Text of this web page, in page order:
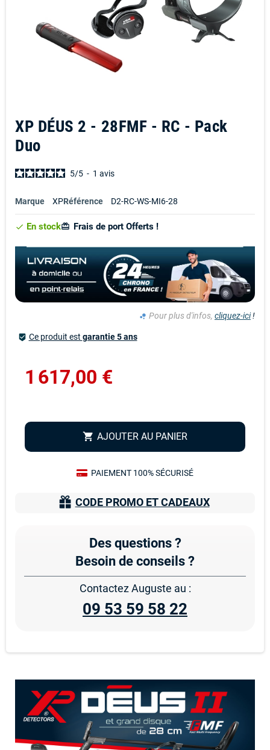
XP DÉUS 2 - 28FMF - RC - Pack
Duo
5/5 - 1 avis
Marque XPRéférence D2-RC-WS-MI6-28
check En stockcard_giftcard Frais de port Offerts !
bubble_chart Pour plus d'infos, cliquez-ici!
beenhere Ce produit est garantie 5 ans
1 617,00 €
shopping_cart AJOUTER AU PANIER
PAIEMENT 100% SÉCURISÉ
CODE PROMO ET CADEAUX
Des questions ?
Besoin de conseils ?
Contactez Auguste au :
09 53 59 58 22